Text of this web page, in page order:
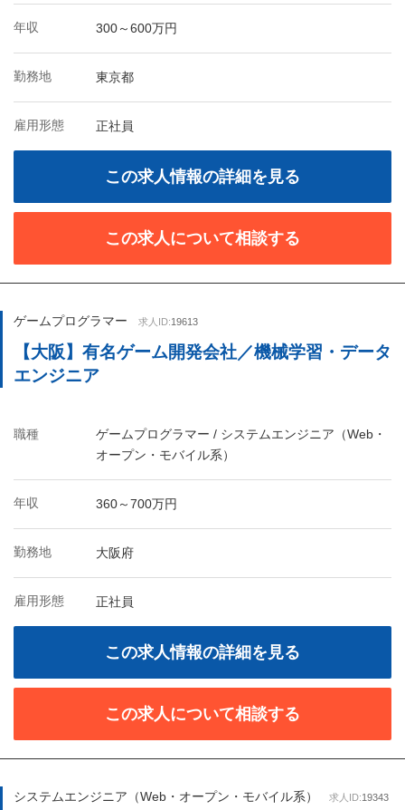
年収 300～600万円
勤務地 東京都
雇用形態 正社員
この求人情報の詳細を見る
この求人について相談する
ゲームプログラマー 求人ID:19613
【大阪】有名ゲーム開発会社／機械学習・データ
エンジニア
職種
ゲームプログラマー / システムエンジニア（Web・
オープン・モバイル系）
年収 360～700万円
勤務地 大阪府
雇用形態 正社員
この求人情報の詳細を見る
この求人について相談する
システムエンジニア（Web・オープン・モバイル系） 求人ID:19343